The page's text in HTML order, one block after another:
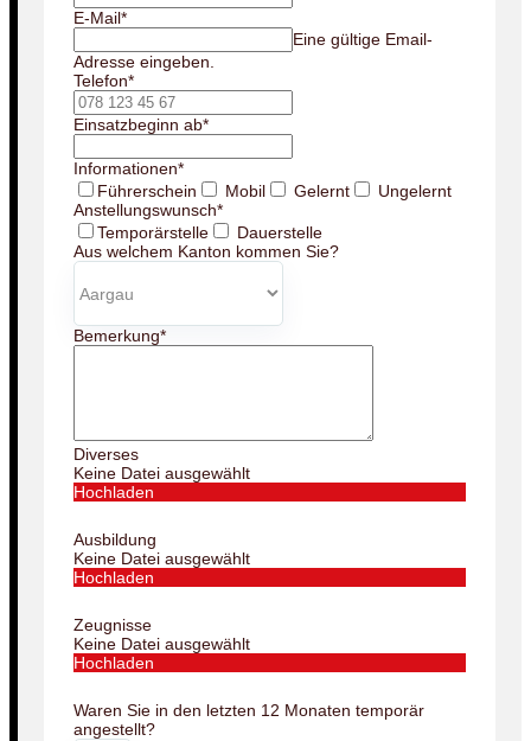
E-Mail*
Eine gültige Email-
Adresse eingeben.
Telefon*
Einsatzbeginn ab*
Informationen*
Führerschein
Mobil Gelernt
Ungelernt
Anstellungswunsch*
Temporärstelle
Dauerstelle
Aus welchem Kanton kommen Sie?
Bemerkung*
Diverses
Keine Datei ausgewählt
Hochladen
Ausbildung
Keine Datei ausgewählt
Hochladen
Zeugnisse
Keine Datei ausgewählt
Hochladen
Waren Sie in den letzten 12 Monaten temporär
angestellt?